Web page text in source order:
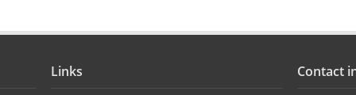
Links Contact